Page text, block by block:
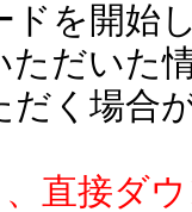
ドを開始
ただいた
だく場合
直接ダ